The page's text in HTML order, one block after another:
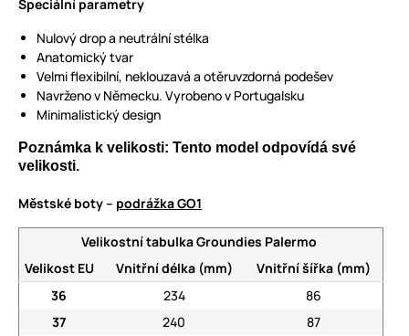
Speciální parametry
Nulový drop a neutrální stélka
Anatomický tvar
Velmi flexibilní, neklouzavá a otěruvzdorná podešev
Navrženo v Německu. Vyrobeno v Portugalsku
Minimalistický design
Poznámka k velikosti: Tento model odpovídá své
velikosti.
Městské boty – podrážka GO1
Velikostní tabulka Groundies Palermo
Velikost EU
Vnitřní délka (mm)
Vnitřní šířka (mm)
36
234
86
37
240 87